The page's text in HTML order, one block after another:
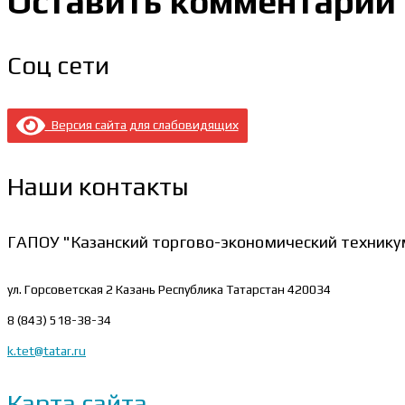
Соц сети
Версия сайта для слабовидящих
Наши контакты
ГАПОУ "Казанский торгово-экономический
ул. Горсоветская 2 Казань Республика Татарстан 420034
8 (843) 518-38-34
k.tet@tatar.ru